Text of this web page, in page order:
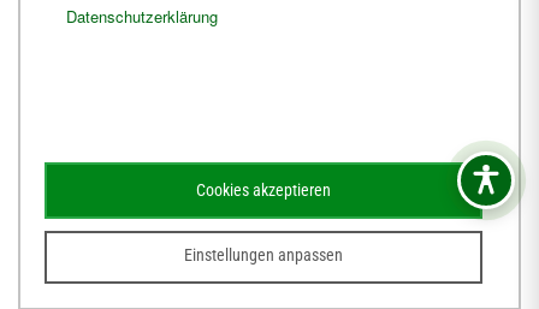
Schematismus Amtsblatt
© 2026Webdesign für Jena von der DATA HORIZON Digitalagentur
Datenschutzerklärung
Einstellungen anpassen
Cookies akzeptieren